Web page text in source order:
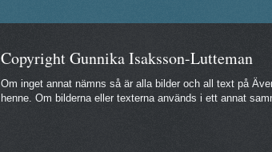
Copyright Gunnika Isaksson-Lutteman
Om inget annat nämns så är alla bilder och all text på
henne. Om bilderna eller texterna används i ett annat